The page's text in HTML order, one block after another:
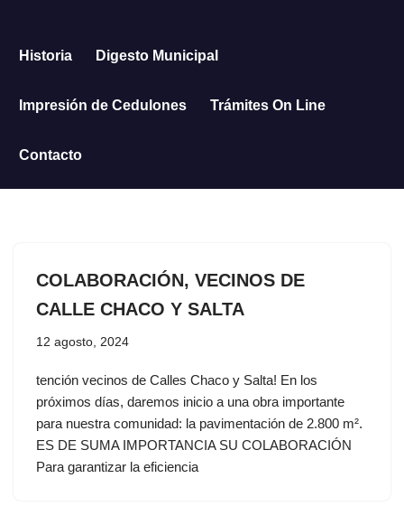
Saltar
Historia Digesto Municipal
Impresión de Cedulones Trámites On Line
Contacto
COLABORACIÓN, VECINOS DE
CALLE CHACO Y SALTA
12 agosto, 2024
tención vecinos de Calles Chaco y Salta! En los
próximos días, daremos inicio a una obra importante
para nuestra comunidad: la pavimentación de 2.800 m².
ES DE SUMA IMPORTANCIA SU COLABORACIÓN
Para garantizar la eficiencia